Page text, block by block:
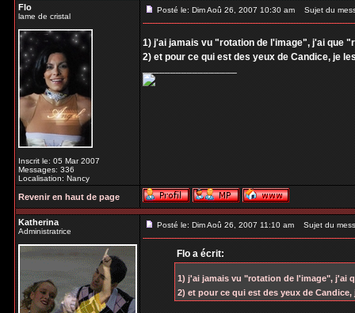
Flo
lame de cristal
Inscrit le: 05 Mar 2007
Messages: 336
Localisation: Nancy
Posté le: Dim Aoû 26, 2007 10:30 am Sujet du
1) j'ai jamais vu "rotation de l'image", j'ai que
2) et pour ce qui est des yeux de Candice, je
_________________
Revenir en haut de page
Katherina
Administratrice
Posté le: Dim Aoû 26, 2007 11:10 am Sujet du
Flo a écrit:
1) j'ai jamais vu "rotation de l'image", j'ai
2) et pour ce qui est des yeux de